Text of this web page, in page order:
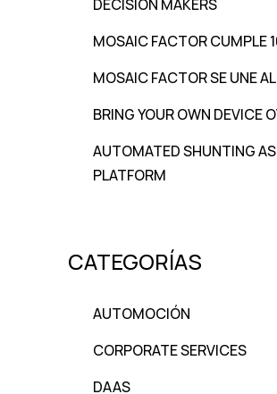
DECISION MAKERS
MOSAIC FACTOR CUMPLE
MOSAIC FACTOR SE UNE
BRING YOUR OWN DEVICE
AUTOMATED SHUNTING
PLATFORM
CATEGORÍAS
AUTOMOCIÓN
CORPORATE SERVICES
DAAS